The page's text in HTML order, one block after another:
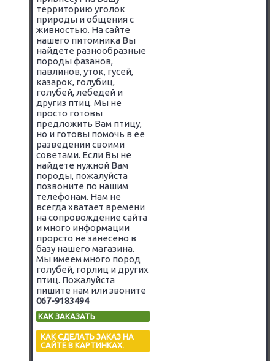
территорию уголок
природы и общения с
живностью. На сайте
нашего питомника Вы
найдете разнообразные
породы фазанов,
павлинов, уток, гусей,
казарок, голубиц,
голубей, лебедей и
другиз птиц. Мы не
просто готовы
предложить Вам птицу,
но и готовы помочь в ее
разведении своими
советами. Если Вы не
найдете нужной Вам
породы, пожалуйста
позвоните по нашим
телефонам. Нам не
всегда хватает времени
на сопровождение сайта
и много информации
прорсто не занесено в
базу нашего магазина.
Мы имеем много пород
голубей, горлиц и других
птиц. Пожалуйста
пишите нам или звоните
067-9183494
КАК ЗАКАЗАТЬ
КАК СДЕЛАТЬ ЗАКАЗ НА
САЙТЕ В КАРТИНКАХ.